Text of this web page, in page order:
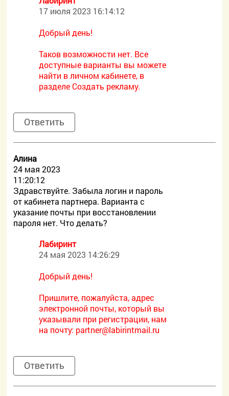
17 июля 2023 16:14:12
Добрый день!
Таков возможности нет. Все
доступные варианты вы можете
найти в личном кабинете, в
разделе Создать рекламу.
Ответить
Алина
24 мая 2023
11:20:12
Здравствуйте. Забыла логин и пароль
от кабинета партнера. Варианта с
указание почты при восстановлении
пароля нет. Что делать?
Лабиринт
24 мая 2023 14:26:29
Добрый день!
Пришлите, пожалуйста, адрес
электронной почты, который вы
указывали при регистрации, нам
на почту: partner@labirintmail.ru
Ответить